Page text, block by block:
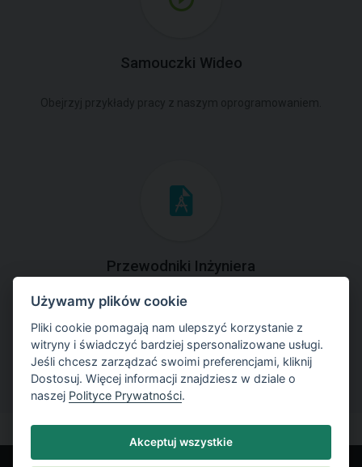
Samouczki Wideo
Przewodniki Inżyniera
Zapoznaj się z przykładami rozwiązań zadań
geotechnicznych z zastosowaniem programów GEO5.
Używamy plików cookie
Pliki cookie pomagają nam ulepszyć korzystanie z
witryny i świadczyć bardziej spersonalizowane usługi.
Jeśli chcesz zarządzać swoimi preferencjami, kliknij
Dostosuj. Więcej informacji znajdziesz w dziale o
naszej Polityce Prywatności.
Akceptuj wszystkie